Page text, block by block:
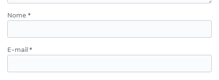
Nome *
E-mail *